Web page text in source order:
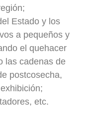
Estado y los
a pequeños y
el quehacer
las cadenas de
postcosecha,
etc.